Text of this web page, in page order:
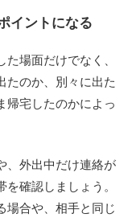
イントになる
場面だけでなく、
たのか、別々に出た
帰宅したのかによっ
、外出中だけ連絡が
確認しましょう。
場合や、相手と同じ